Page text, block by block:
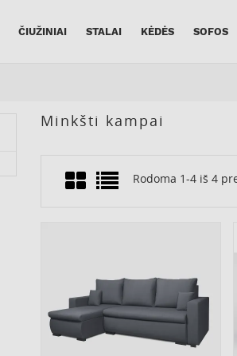
ČIUŽINIAI STALAI KĖDĖS SOFOS
Minkšti kampai
Rodoma 1-4 iš 4